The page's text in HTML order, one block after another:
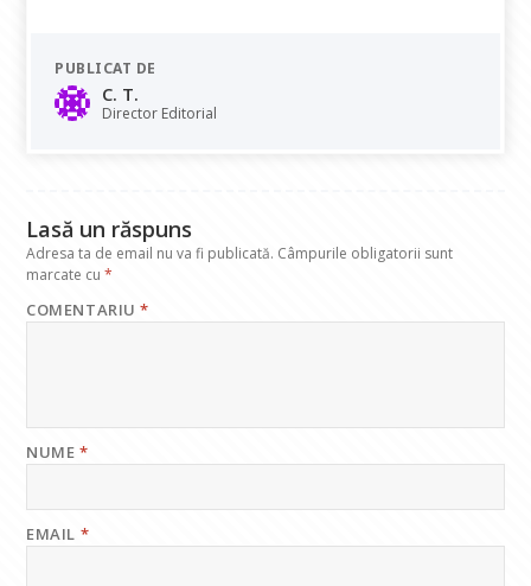
e
b
o
at
s
A dI
PUBLICAT DE
C. T.
Director Editorial
Lasă un răspuns
Adresa ta de email nu va fi publicată. Câmpurile obligatorii sunt
marcate cu*
COMENTARIU*
NUME*
EMAIL *